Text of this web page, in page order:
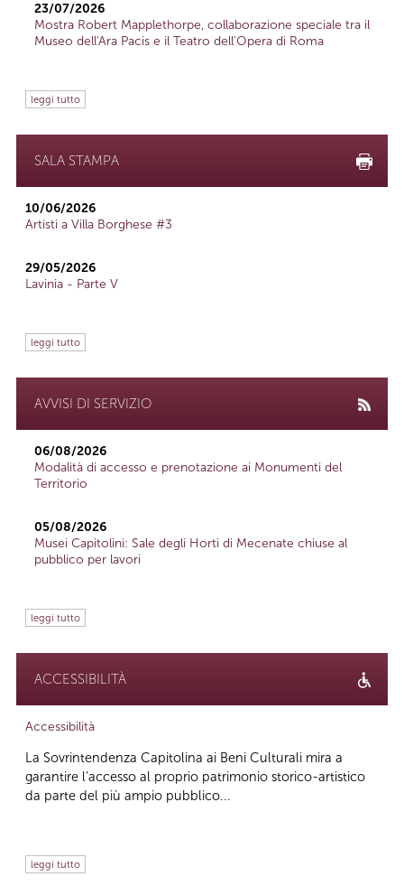
23/07/2026
Mostra Robert Mapplethorpe, collaborazione speciale tra il
Museo dell'Ara Pacis e il Teatro dell'Opera di Roma
leggi tutto
SALA STAMPA
10/06/2026
Artisti a Villa Borghese #3
29/05/2026
Lavinia - Parte V
leggi tutto
AVVISI DI SERVIZIO
06/08/2026
Modalità di accesso e prenotazione ai Monumenti del
Territorio
05/08/2026
Musei Capitolini: Sale degli Horti di Mecenate chiuse al
pubblico per lavori
leggi tutto
ACCESSIBILITÀ
Accessibilità
La Sovrintendenza Capitolina ai Beni Culturali mira a
garantire l’accesso al proprio patrimonio storico-artistico
da parte del più ampio pubblico...
leggi tutto